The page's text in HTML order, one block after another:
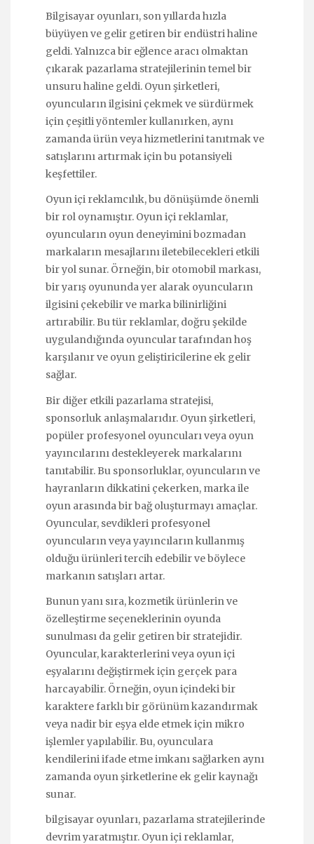
Bilgisayar oyunları, son yıllarda hızla
büyüyen ve gelir getiren bir endüstri haline
geldi. Yalnızca bir eğlence aracı olmaktan
çıkarak pazarlama stratejilerinin temel bir
unsuru haline geldi. Oyun şirketleri,
oyuncuların ilgisini çekmek ve sürdürmek
için çeşitli yöntemler kullanırken, aynı
zamanda ürün veya hizmetlerini tanıtmak ve
satışlarını artırmak için bu potansiyeli
keşfettiler.
Oyun içi reklamcılık, bu dönüşümde önemli
bir rol oynamıştır. Oyun içi reklamlar,
oyuncuların oyun deneyimini bozmadan
markaların mesajlarını iletebilecekleri etkili
bir yol sunar. Örneğin, bir otomobil markası,
bir yarış oyununda yer alarak oyuncuların
ilgisini çekebilir ve marka bilinirliğini
artırabilir. Bu tür reklamlar, doğru şekilde
uygulandığında oyuncular tarafından hoş
karşılanır ve oyun geliştiricilerine ek gelir
sağlar.
Bir diğer etkili pazarlama stratejisi,
sponsorluk anlaşmalarıdır. Oyun şirketleri,
popüler profesyonel oyuncuları veya oyun
yayıncılarını destekleyerek markalarını
tanıtabilir. Bu sponsorluklar, oyuncuların ve
hayranların dikkatini çekerken, marka ile
oyun arasında bir bağ oluşturmayı amaçlar.
Oyuncular, sevdikleri profesyonel
oyuncuların veya yayıncıların kullanmış
olduğu ürünleri tercih edebilir ve böylece
markanın satışları artar.
Bunun yanı sıra, kozmetik ürünlerin ve
özelleştirme seçeneklerinin oyunda
sunulması da gelir getiren bir stratejidir.
Oyuncular, karakterlerini veya oyun içi
eşyalarını değiştirmek için gerçek para
harcayabilir. Örneğin, oyun içindeki bir
karaktere farklı bir görünüm kazandırmak
veya nadir bir eşya elde etmek için mikro
işlemler yapılabilir. Bu, oyunculara
kendilerini ifade etme imkanı sağlarken aynı
zamanda oyun şirketlerine ek gelir kaynağı
sunar.
bilgisayar oyunları, pazarlama stratejilerinde
devrim yaratmıştır. Oyun içi reklamlar,